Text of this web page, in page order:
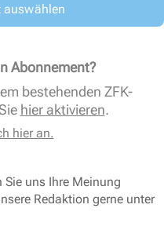
auswählen
Abonnement?
bestehenden ZFK-
hier aktivieren.
hier an.
Sie uns Ihre Meinung
Redaktion gerne unter